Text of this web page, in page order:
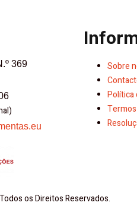
369
Sobre
Política
os Direitos Reservados.